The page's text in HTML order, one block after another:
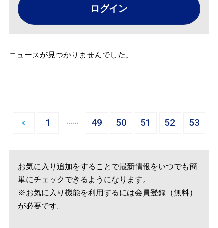
ログイン
ニュースが見つかりませんでした。
1 … 49 50 51 52 53
お気に入り追加をすることで最新情報をいつでも簡
単にチェックできるようになります。
※お気に入り機能を利用するには会員登録（無料）
が必要です。